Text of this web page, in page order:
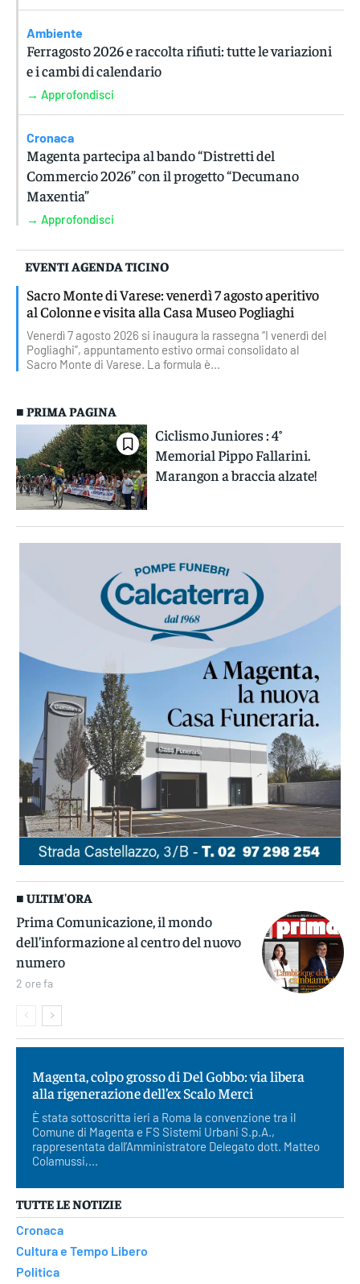
Ambiente
Ferragosto 2026 e raccolta rifiuti: tutte le variazioni
e i cambi di calendario
→ Approfondisci
Cronaca
Magenta partecipa al bando “Distretti del
Commercio 2026” con il progetto “Decumano
Maxentia”
→ Approfondisci
EVENTI AGENDA TICINO
Sacro Monte di Varese: venerdì 7 agosto aperitivo
al Colonne e visita alla Casa Museo Pogliaghi
Venerdì 7 agosto 2026 si inaugura la rassegna “I venerdì del
Pogliaghi”, appuntamento estivo ormai consolidato al
Sacro Monte di Varese. La formula è...
■ PRIMA PAGINA
Ciclismo Juniores : 4°
Memorial Pippo Fallarini.
Marangon a braccia alzate!
■ ULTIM'ORA
Prima Comunicazione, il mondo
dell’informazione al centro del nuovo
numero
2 ore fa
Magenta, colpo grosso di Del Gobbo: via libera
alla rigenerazione dell’ex Scalo Merci
È stata sottoscritta ieri a Roma la convenzione tra il
Comune di Magenta e FS Sistemi Urbani S.p.A.,
rappresentata dall’Amministratore Delegato dott. Matteo
Colamussi,...
TUTTE LE NOTIZIE
Cronaca
Cultura e Tempo Libero
Politica